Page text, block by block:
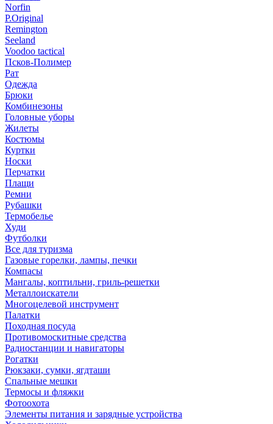
Norfin
P.Original
Remington
Seeland
Voodoo tactical
Псков-Полимер
Рат
Одежда
Брюки
Комбинезоны
Головные уборы
Жилеты
Костюмы
Куртки
Носки
Перчатки
Плащи
Ремни
Рубашки
Термобелье
Худи
Футболки
Все для туризма
Газовые горелки, лампы, печки
Компасы
Мангалы, коптильни, гриль-решетки
Металлоискатели
Многоцелевой инструмент
Палатки
Походная посуда
Противомоскитные средства
Радиостанции и навигаторы
Рогатки
Рюкзаки, сумки, ягдташи
Спальные мешки
Термосы и фляжки
Фотоохота
Элементы питания и зарядные устройства